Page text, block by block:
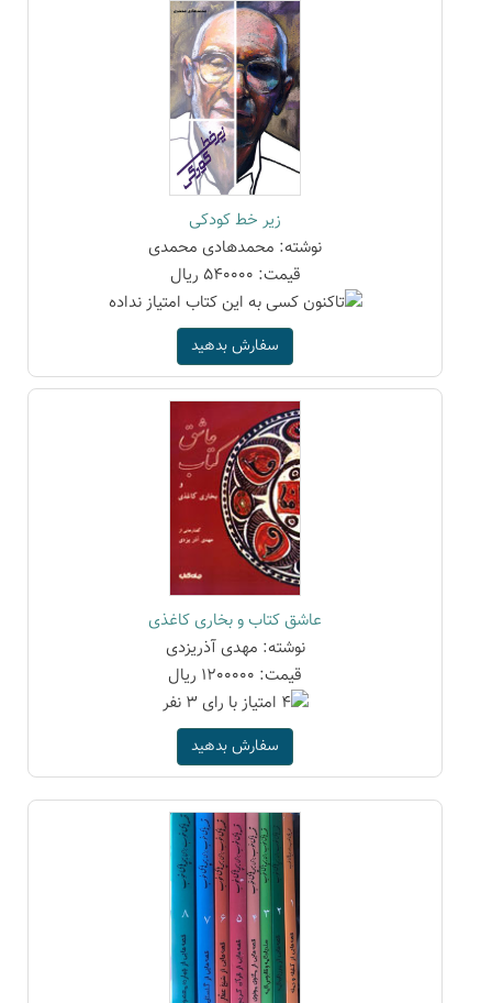
زیر خط کودکی
نوشته: محمدهادی محمدی
قیمت: 540000 ریال
سفارش بدهید
عاشق کتاب و بخاری کاغذی
نوشته: مهدی آذریزدی
قیمت: 1200000 ریال
سفارش بدهید